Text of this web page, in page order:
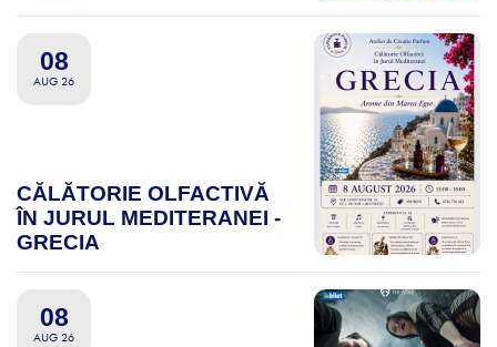
08
AUG 26
CĂLĂTORIE OLFACTIVĂ
ÎN JURUL MEDITERANEI -
GRECIA
08
AUG 26